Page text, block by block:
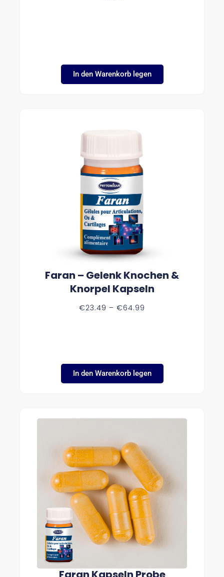
In den Warenkorb legen
Faran – Gelenk Knochen &
Knorpel Kapseln
€23.49 – €64.99
A
N
3
B
I
S
€
6
4
.
9
9
In den Warenkorb legen